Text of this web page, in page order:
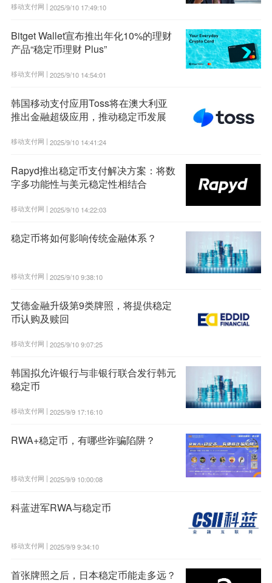
移动支付网 | 2025/9/10 17:49:10
Bitget Wallet宣布推出年化10%的理财
产品“稳定币理财 Plus”
移动支付网 | 2025/9/10 14:54:01
韩国移动支付应用Toss将在澳大利亚
推出金融超级应用，推动稳定币发展
移动支付网 | 2025/9/10 14:41:24
Rapyd推出稳定币支付解决方案：将数
字多功能性与美元稳定性相结合
移动支付网 | 2025/9/10 14:22:03
稳定币将如何影响传统金融体系？
移动支付网 | 2025/9/10 9:38:10
艾德金融升级第9类牌照，将提供稳定
币认购及赎回
移动支付网 | 2025/9/10 9:07:25
韩国拟允许银行与非银行联合发行韩元
稳定币
移动支付网 | 2025/9/9 17:16:10
RWA+稳定币，有哪些诈骗陷阱？
移动支付网 | 2025/9/9 10:00:08
科蓝进军RWA与稳定币
移动支付网 | 2025/9/9 9:34:10
首张牌照之后，日本稳定币能走多远？